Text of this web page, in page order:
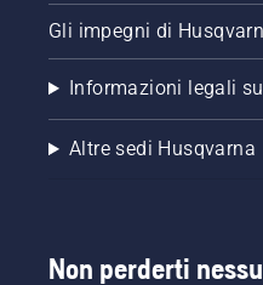
Gli impegni di
Informazioni legali
Altre sedi Husqvarna
Non perderti